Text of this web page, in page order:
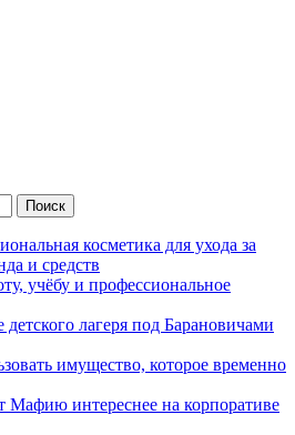
косметика для ухода за
и средств
учёбу и профессиональное
лагеря под Барановичами
имущество, которое временно
Мафию интереснее на корпоративе